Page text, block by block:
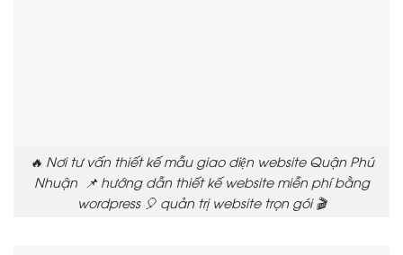
🔥 Nơi tư vấn thiết kế mẫu giao diện website Quận Phú
Nhuận 📌 hướng dẫn thiết kế website miễn phí bằng
wordpress 🎈 quản trị website trọn gói 🎬